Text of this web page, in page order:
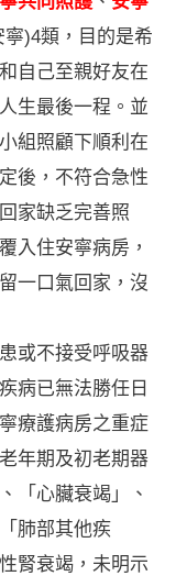
)4類，目的是希
自己至親好友在
生最後一程。並
組照顧下順利在
後，不符合急性
家缺乏完善照
入住安寧病房，
一口氣回家，沒
或不接受呼吸器
病已無法勝任日
療護病房之重症
年期及初老期器
「心臟衰竭」、
肺部其他疾
腎衰竭，未明示